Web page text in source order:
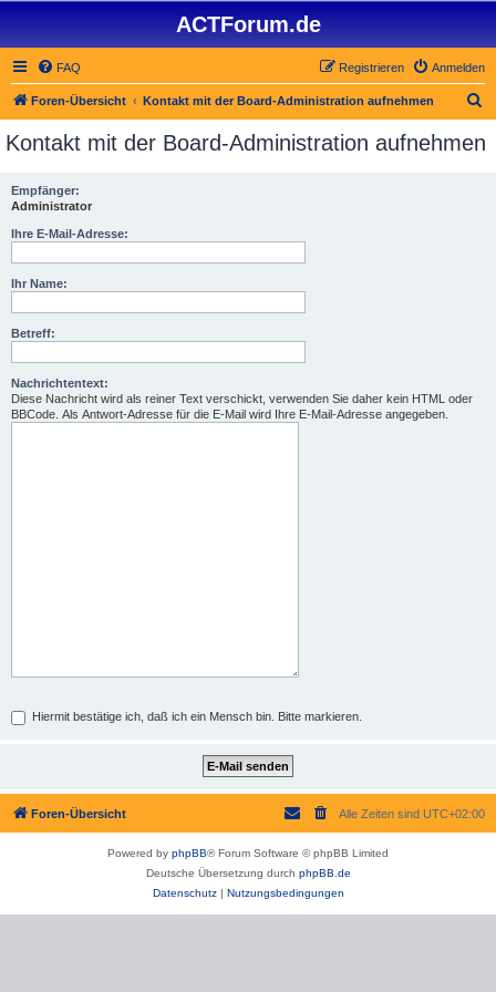
ACTForum.de
FAQ Anmelden
Registrieren
Foren-Übersicht Kontakt mit der Board-Administration aufnehmen
c
Kontakt mit der Board-Administration aufnehmen
Empfänger:
Administrator
Ihre E-Mail-Adresse:
Ihr Name:
Betreff:
Nachrichtentext:
Diese Nachricht wird als reiner Text verschickt, verwenden Sie daher kein HTML oder
BBCode. Als Antwort-Adresse für die E-Mail wird Ihre E-Mail-Adresse angegeben.
Hiermit bestätige ich, daß ich ein Mensch bin. Bitte markieren.
Foren-Übersicht Alle Zeiten sind UTC+02:00
Powered by phpBB® Forum Software © phpBB Limited
Deutsche Übersetzung durch phpBB.de
Datenschutz| Nutzungsbedingungen